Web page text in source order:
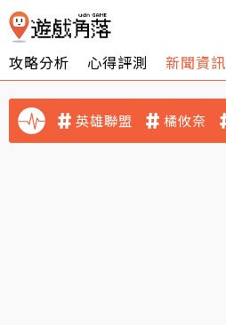
攻略分析 心得評測 新聞資訊
英雄聯盟 橘攸奈